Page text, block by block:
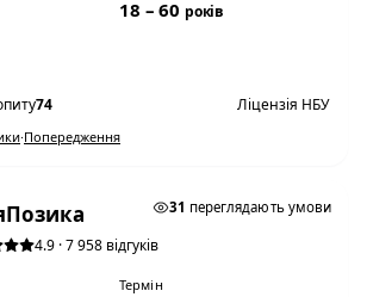
18 – 60 років
74 Ліцензія НБУ
·Попередження
31 переглядають умови
4.9 · 7 958 відгуків
Термін